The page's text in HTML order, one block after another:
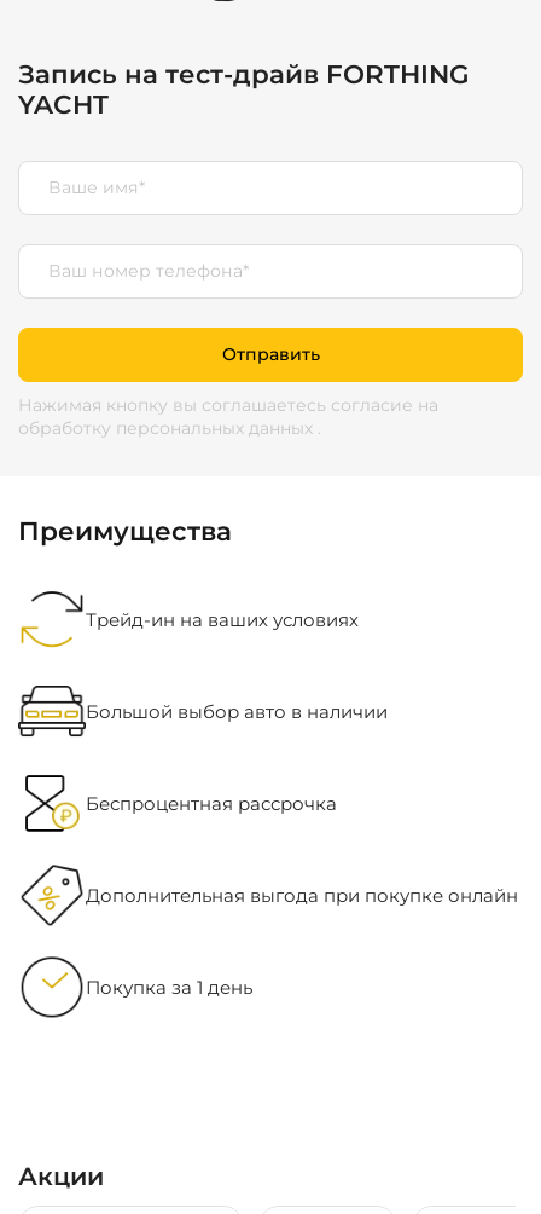
Запись на тест-драйв FORTHING
YACHT
Отправить
Нажимая кнопку вы соглашаетесь согласие на
обработку персональных данных .
Преимущества
Трейд-ин на ваших условиях
Большой выбор авто в наличии
Беспроцентная рассрочка
Дополнительная выгода при покупке онлайн
Покупка за 1 день
Акции